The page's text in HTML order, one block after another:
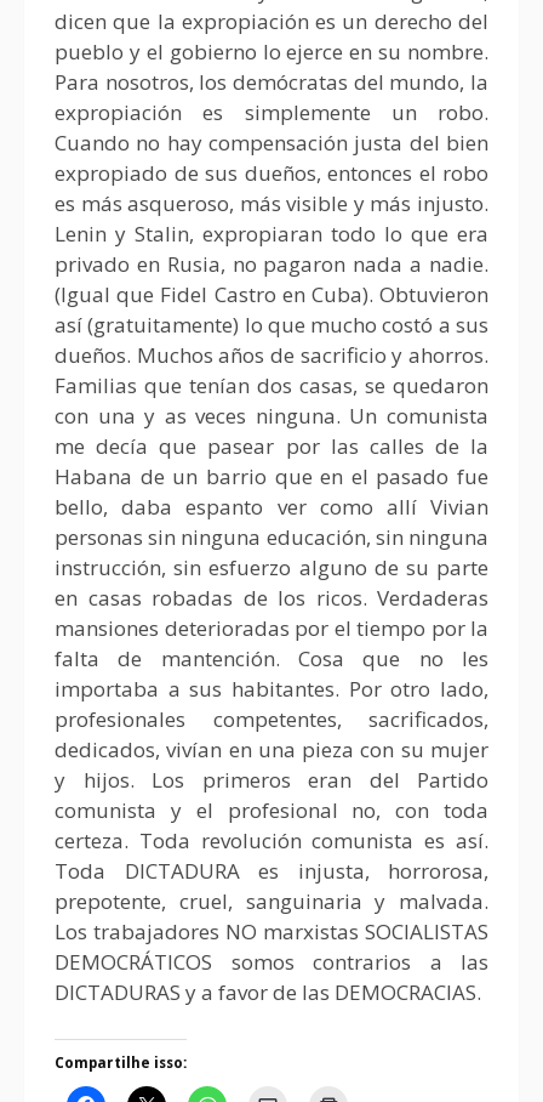
dicen que la expropiación es un derecho del
pueblo y el gobierno lo ejerce en su nombre.
Para nosotros, los demócratas del mundo, la
expropiación es simplemente un robo.
Cuando no hay compensación justa del bien
expropiado de sus dueños, entonces el robo
es más asqueroso, más visible y más injusto.
Lenin y Stalin, expropiaran todo lo que era
privado en Rusia, no pagaron nada a nadie.
(Igual que Fidel Castro en Cuba). Obtuvieron
así (gratuitamente) lo que mucho costó a sus
dueños. Muchos años de sacrificio y ahorros.
Familias que tenían dos casas, se quedaron
con una y as veces ninguna. Un comunista
me decía que pasear por las calles de la
Habana de un barrio que en el pasado fue
bello, daba espanto ver como allí Vivian
personas sin ninguna educación, sin ninguna
instrucción, sin esfuerzo alguno de su parte
en casas robadas de los ricos. Verdaderas
mansiones deterioradas por el tiempo por la
falta de mantención. Cosa que no les
importaba a sus habitantes. Por otro lado,
profesionales competentes, sacrificados,
dedicados, vivían en una pieza con su mujer
y hijos. Los primeros eran del Partido
comunista y el profesional no, con toda
certeza. Toda revolución comunista es así.
Toda DICTADURA es injusta, horrorosa,
prepotente, cruel, sanguinaria y malvada.
Los trabajadores NO marxistas SOCIALISTAS
DEMOCRÁTICOS somos contrarios a las
DICTADURAS y a favor de las DEMOCRACIAS.
Compartilhe isso: